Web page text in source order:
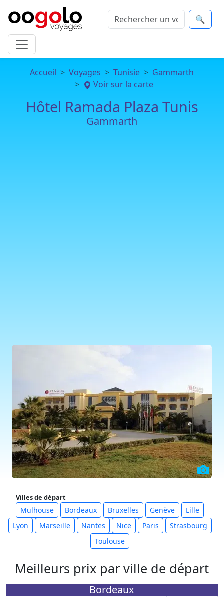
🔍
Accueil Voyages Tunisie
Gammarth
Voir sur la carte
Hôtel Ramada Plaza Tunis
Gammarth
Villes de départ
Mulhouse Bordeaux Bruxelles Genève
Lille
Lyon
Marseille Nantes Nice Paris
Strasbourg
Toulouse
Meilleurs prix par ville de départ
Bordeaux